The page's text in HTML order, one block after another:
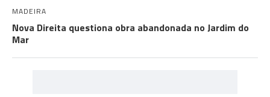
MADEIRA
Nova Direita questiona obra abandonada no Jardim do
Mar